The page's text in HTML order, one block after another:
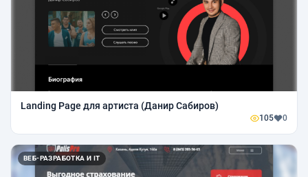
Landing Page для артиста (Данир Сабиров)
105 0
ВЕБ-РАЗРАБОТКА И IT